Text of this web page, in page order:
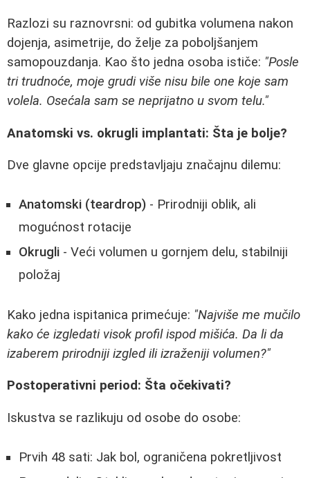
Razlozi su raznovrsni: od gubitka volumena nakon
dojenja, asimetrije, do želje za poboljšanjem
samopouzdanja. Kao što jedna osoba ističe: "Posle
tri trudnoće, moje grudi više nisu bile one koje sam
volela. Osećala sam se neprijatno u svom telu."
Anatomski vs. okrugli implantati: Šta je bolje?
Dve glavne opcije predstavljaju značajnu dilemu:
Anatomski (teardrop) - Prirodniji oblik, ali
mogućnost rotacije
Okrugli - Veći volumen u gornjem delu, stabilniji
položaj
Kako jedna ispitanica primećuje: "Najviše me mučilo
kako će izgledati visok profil ispod mišića. Da li da
izaberem prirodniji izgled ili izraženiji volumen?"
Postoperativni period: Šta očekivati?
Iskustva se razlikuju od osobe do osobe:
Prvih 48 sati: Jak bol, ograničena pokretljivost